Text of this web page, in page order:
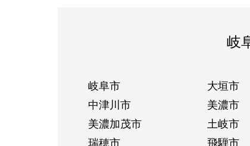
岐
岐阜市 大垣市
中津川市
美濃市
美濃加茂市
土岐市
瑞穂市
飛騨市